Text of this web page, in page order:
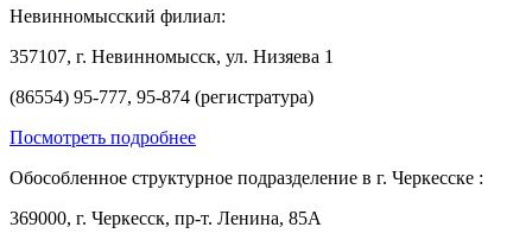
Невинномысский филиал:
357107, г. Невинномысск, ул. Низяева 1
(86554) 95-777, 95-874 (регистратура)
Посмотреть подробнее
Обособленное структурное подразделение в г. Черкесске :
369000, г. Черкесск, пр-т. Ленина, 85А